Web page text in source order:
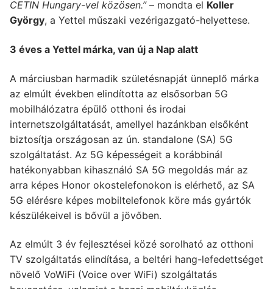
CETIN Hungary-vel közösen.”– mondta el Koller
György, a Yettel műszaki vezérigazgató-helyettese.
3 éves a Yettel márka, van új a Nap alatt
A márciusban harmadik születésnapját ünneplő márka
az elmúlt években elindította az elsősorban 5G
mobilhálózatra épülő otthoni és irodai
internetszolgáltatását, amellyel hazánkban elsőként
biztosítja országosan az ún. standalone (SA) 5G
szolgáltatást. Az 5G képességeit a korábbinál
hatékonyabban kihasználó SA 5G megoldás már az
arra képes Honor okostelefonokon is elérhető, az SA
5G elérésre képes mobiltelefonok köre más gyártók
készülékeivel is bővül a jövőben.
Az elmúlt 3 év fejlesztései közé sorolható az otthoni
TV szolgáltatás elindítása, a beltéri hang-lefedettséget
növelő VoWiFi (Voice over WiFi) szolgáltatás